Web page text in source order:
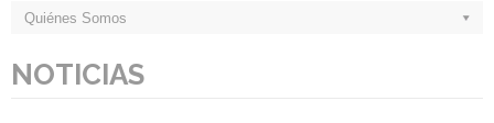
Quiénes Somos
NOTICIAS